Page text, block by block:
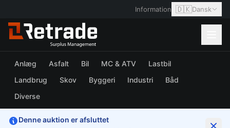
Information 🇩🇰Dansk
Anlæg Asfalt Bil MC & ATV
Lastbil
Landbrug
Skov Byggeri Industri
Båd
Diverse
Denne auktion er afsluttet